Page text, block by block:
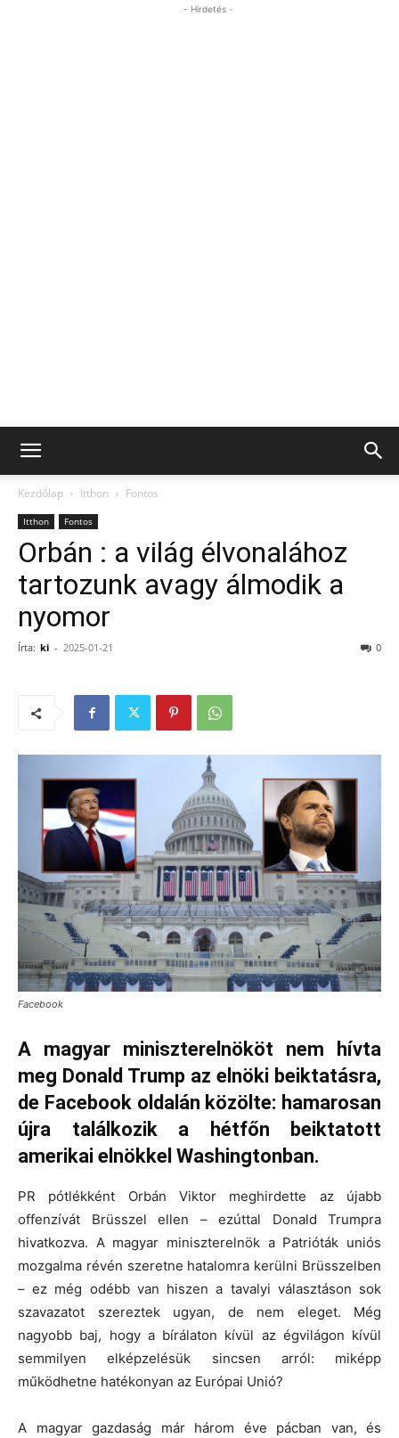
- Hirdetés -
Kezdőlap Itthon Fontos
Itthon Fontos
Orbán : a világ élvonalához
tartozunk avagy álmodik a
nyomor
Írta: ki - 2025-01-21 0
Facebook
A magyar miniszterelnököt nem hívta
meg Donald Trump az elnöki beiktatásra,
de Facebook oldalán közölte: hamarosan
újra találkozik a hétfőn beiktatott
amerikai elnökkel Washingtonban.
PR pótlékként Orbán Viktor meghirdette az újabb
offenzívát Brüsszel ellen – ezúttal Donald Trumpra
hivatkozva. A magyar miniszterelnök a Patrióták uniós
mozgalma révén szeretne hatalomra kerülni Brüsszelben
– ez még odébb van hiszen a tavalyi választáson sok
szavazatot szereztek ugyan, de nem eleget. Még
nagyobb baj, hogy a bírálaton kívül az égvilágon kívül
semmilyen elképzelésük sincsen arról: miképp
működhetne hatékonyan az Európai Unió?
A magyar gazdaság már három éve pácban van, és